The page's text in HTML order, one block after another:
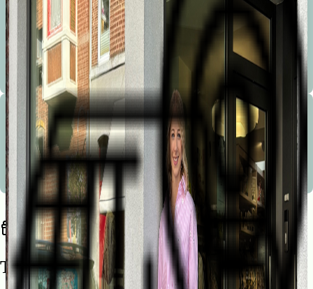
Bienvenue à la Marionnette !
Les conseils avisés, la sympathie, le service, la disponibilité, le service après vente et le choix sont les
mots d’ordre de notre boutique.
Bienvenue à la Marionnette !
Les conseils avisés, la sympathie, le service, la disponibilité, le service après vente et le choix sont les
mots d’ordre de notre boutique.
Trouvez une liste de naissance